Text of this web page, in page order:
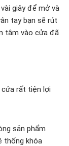
giây để mở và
tay bạn sẽ rút
tâm vào cửa đã
rất tiện lợi
sản phẩm
thống khóa